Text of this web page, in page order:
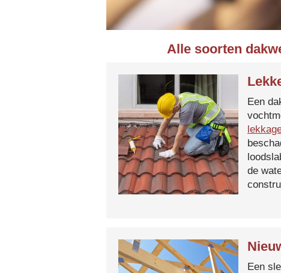
Alle soorten
Een
de
Een